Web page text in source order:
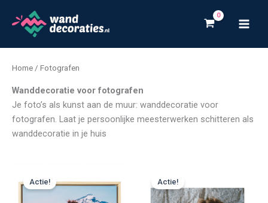
naar
inhoud
Home / Fotografen
Wanddecoratie voor fotografen
Je foto’s als kunst aan de muur: wanddecoratie voor
fotografen. Laat je persoonlijke meesterwerken schitteren als
wanddecoratie in je huis
Actie!
tot
€ 103,49
Actie!
tot
€ 263,99